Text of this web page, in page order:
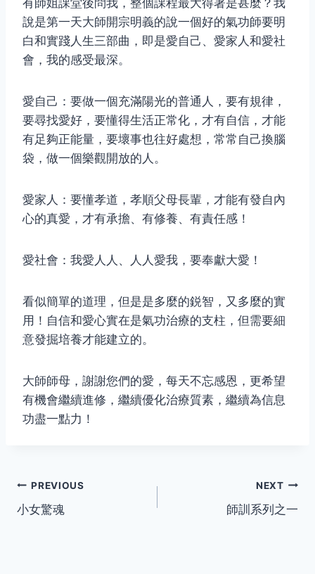
有師姐課堂後問我，整個課程最大得著是甚麼？我
說是第一天大師開宗明義的說一個好的氣功師要明
白和實踐人生三部曲，即是愛自己、愛家人和愛社
會，我的感受最深。
愛自己：要做一個充滿陽光的普通人，要有規律，
要尋找愛好，要懂得生活正常化，才有自信，才能
有足夠正能量，要壞事也往好處想，常常自己換腦
袋，做一個樂觀開放的人。
愛家人：要懂孝道，孝順父母長輩，才能有發自內
心的真愛，才有承擔、有修養、有責任感！
愛社會：我愛人人、人人愛我，要奉獻大愛！
看似簡單的道理，但是是多麼的鋭智，又多麼的實
用！自信和愛心實在是氣功治療的支柱，但需要細
意發掘培養才能建立的。
大師師母，謝謝您們的愛，每天不忘感恩，更希望
有機會繼續進修，繼續優化治療質素，繼續為信息
功盡一點力！
Post
navigation
PREVIOUS
小女驚魂
NEXT
師訓系列之一